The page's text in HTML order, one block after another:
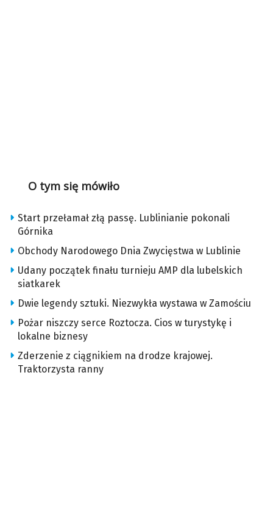
O tym się mówiło
Start przełamał złą passę. Lublinianie pokonali
Górnika
Obchody Narodowego Dnia Zwycięstwa w Lublinie
Udany początek finału turnieju AMP dla lubelskich
siatkarek
Dwie legendy sztuki. Niezwykła wystawa w Zamościu
Pożar niszczy serce Roztocza. Cios w turystykę i
lokalne biznesy
Zderzenie z ciągnikiem na drodze krajowej.
Traktorzysta ranny